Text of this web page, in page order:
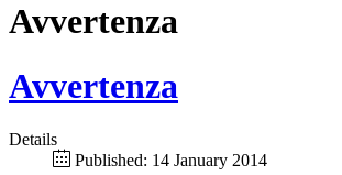
Avvertenza
Avvertenza
Details
Published: 14 January 2014